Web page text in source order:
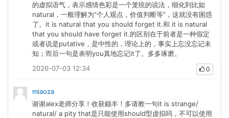
的虚拟语气，表示感情色彩是一个笼统的说法，细化到比如
natural，一般理解为“个人观点，价值判断等”，这就没有困惑
了。it is natural that you should forget it.和 it is natural
that you should have forget it.的区别在于前者是一种假定
或者说是putative，是中性的，理论上的，事实上忘没忘记未
知；而后一句是表明you真地忘记it了。多多琢磨。
2026-07-03 12:34
0
miaoza
谢谢alex老师分享！收获颇丰！多请教一句it is strange/
natural/ a pity that是只能使用should型虚拟吗，不可以使用